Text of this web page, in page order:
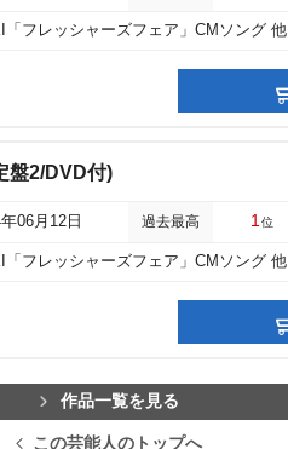
「フレッシャーズフェア」CMソング 他
盤2/DVD付)
06月12日 過去最高 1 位
「フレッシャーズフェア」CMソング 他
作品一覧を見る
この芸能人のトップへ